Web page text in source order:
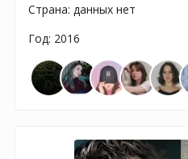
Страна: данных нет
Год: 2016